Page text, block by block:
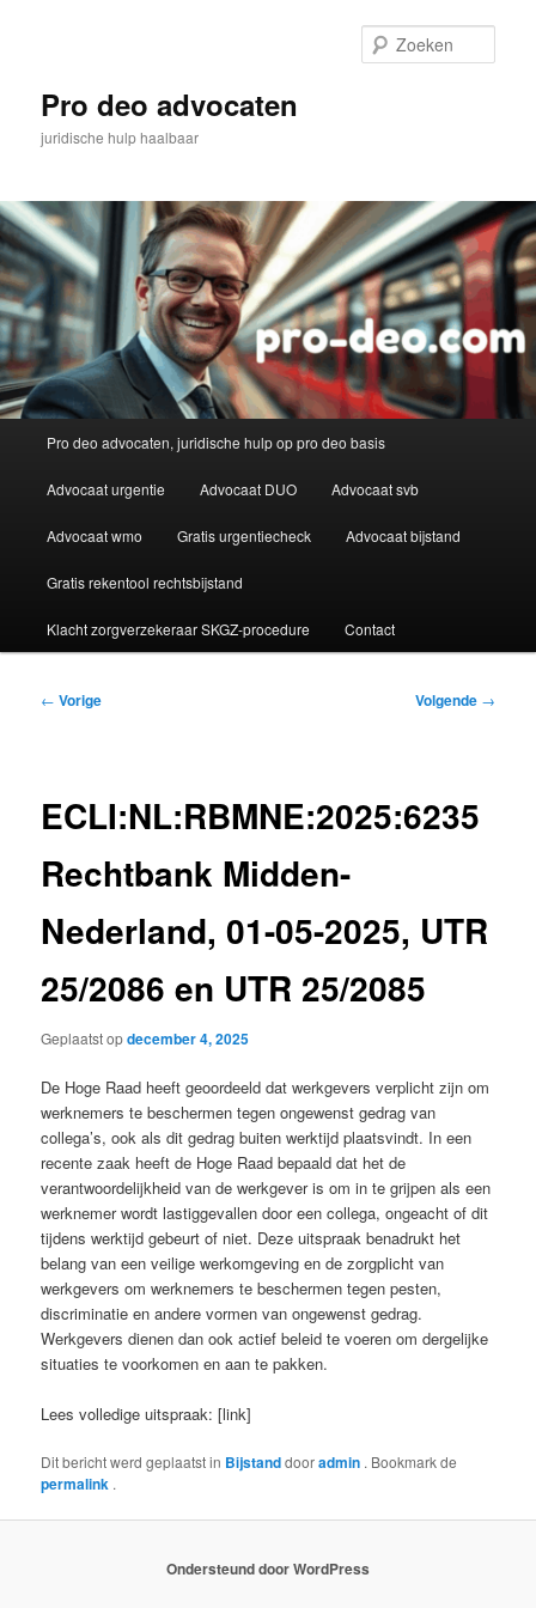
inhoudPro deo advocaten
juridische hulp haalbaar
Pro deo advocaten, juridische hulp op pro deo basis
Advocaat urgentie Advocaat DUO Advocaat svb
Advocaat wmo Gratis urgentiecheck Advocaat bijstand
Gratis rekentool rechtsbijstand
Klacht zorgverzekeraar SKGZ-procedure Contact
Bericht
← Vorige Volgende →
ECLI:NL:RBMNE:2025:6235
Rechtbank Midden-
Nederland, 01-05-2025, UTR
25/2086 en UTR 25/2085
Geplaatst opdecember 4, 2025
De Hoge Raad heeft geoordeeld dat werkgevers verplicht zijn om
werknemers te beschermen tegen ongewenst gedrag van
collega’s, ook als dit gedrag buiten werktijd plaatsvindt. In een
recente zaak heeft de Hoge Raad bepaald dat het de
verantwoordelijkheid van de werkgever is om in te grijpen als een
werknemer wordt lastiggevallen door een collega, ongeacht of dit
tijdens werktijd gebeurt of niet. Deze uitspraak benadrukt het
belang van een veilige werkomgeving en de zorgplicht van
werkgevers om werknemers te beschermen tegen pesten,
discriminatie en andere vormen van ongewenst gedrag.
Werkgevers dienen dan ook actief beleid te voeren om dergelijke
situaties te voorkomen en aan te pakken.
Lees volledige uitspraak: [link]
Dit bericht werd geplaatst in Bijstanddooradmin . Bookmark de
permalink .
Ondersteund door WordPress